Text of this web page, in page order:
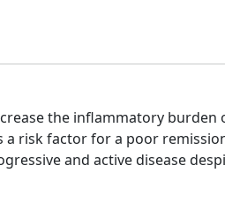
the inflammatory
risk factor for a poor
and active disease